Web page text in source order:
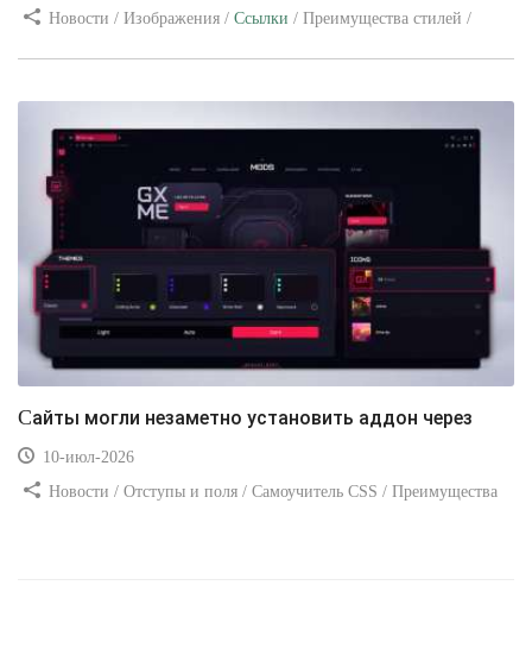
Новости / Изображения / Ссылки / Преимущества стилей /
Сайты могли незаметно установить аддон через
10-июл-2026
Новости / Отступы и поля / Самоучитель CSS / Преимущества